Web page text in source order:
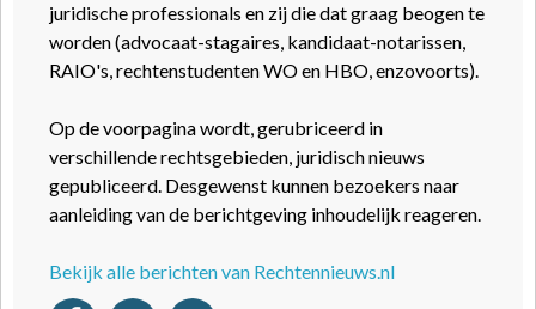
juridische professionals en zij die dat graag beogen te
worden (advocaat-stagaires, kandidaat-notarissen,
RAIO's, rechtenstudenten WO en HBO, enzovoorts).
Op de voorpagina wordt, gerubriceerd in
verschillende rechtsgebieden, juridisch nieuws
gepubliceerd. Desgewenst kunnen bezoekers naar
aanleiding van de berichtgeving inhoudelijk reageren.
Bekijk alle berichten van Rechtennieuws.nl